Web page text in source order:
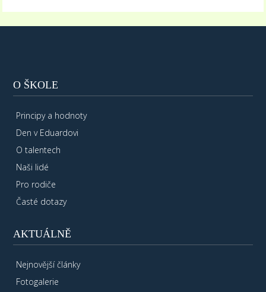
O ŠKOLE
Principy a hodnoty
Den v Eduardovi
O talentech
Naši lidé
Pro rodiče
Časté dotazy
AKTUÁLNĚ
Nejnovější články
Fotogalerie